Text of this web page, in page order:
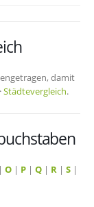
damit
Städtevergleich.
| O | P | Q | R | S |